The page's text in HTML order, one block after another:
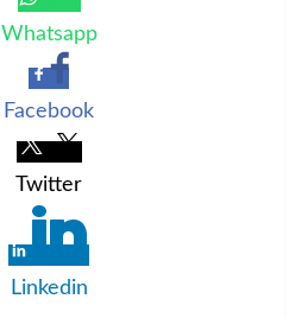
Whatsapp
Facebook
Twitter
Linkedin